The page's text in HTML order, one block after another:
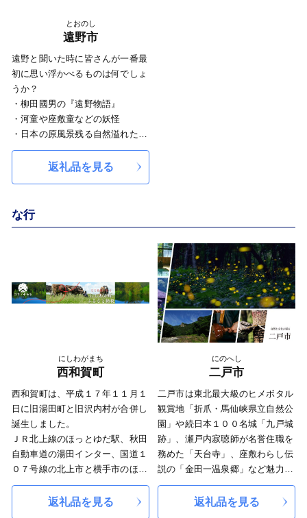
学の立地が進み、都市化が進行し
ています。特に東部地区は平成10
学、試験研究機関が集積し、岩手
県における研究学園地域を形勢し
ています。
平成12年２月には人口５万人を達
成し、人口日本一の村となりまし
た、その後平成26年1月1日に市制
に移行し、新生「滝沢市」として
歩み続けています。
とおのし
遠野市
遠野と聞いた時に皆さんが一番最
初に思い浮かべるものは何でしょ
うか？
・柳田國男の『遠野物語』
・河童や座敷童などの妖怪
・日本の原風景残る自然溢れたと
ころ
・東北一のわさびの生産量を誇る
水の綺麗さ
日本随一の生産地
どれも正解です！
の主要な街である、盛岡、北上、
花巻、宮古、陸前高田、大船渡、
が集まり市場が開かれ、大変な賑
わいを見せたようです。そういっ
た人の往来から様々な不思議な話
も集まり、「遠野物語」に見られ
るような物語の集まる土地になっ
たという説があります。
山と川、豊かな土地に恵まれてお
り、季節に合わせた【新鮮な野
して朝晩の寒暖差があり、甘く
瑞々しい野菜や果物が育つので
返礼品を見る
な行
にしわがまち
西和賀町
西和賀町は、平成１７年１１月１
日に旧湯田町と旧沢内村が合併し
誕生しました。
ＪＲ北上線のほっとゆだ駅、秋田
自動車道の湯田インター、国道１
０７号線の北上市と横手市のほぼ
中間地点で主要地方道盛岡横手線
と接する秋田県境にあります。
返礼品を見る
にのへし
二戸市
二戸市は東北最大級のヒメボタル
観賞地「折爪・馬仙峡県立自然公
園」や続日本１００名城「九戸城
跡」、瀬戸内寂聴師が名誉住職を
務めた「天台寺」、座敷わらし伝
説の「金田一温泉郷」など魅力的
な名所がたくさんあります。ま
た、当市が誇る生産量日本一の浄
返礼品を見る